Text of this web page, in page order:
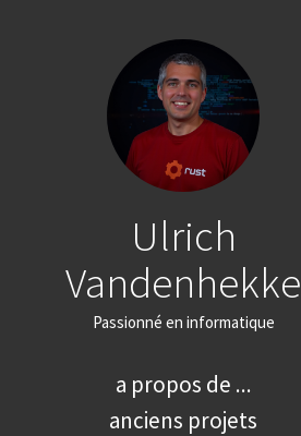
Ulrich
Vandenhekke
Passionné en informatique
a propos de ...
anciens projets